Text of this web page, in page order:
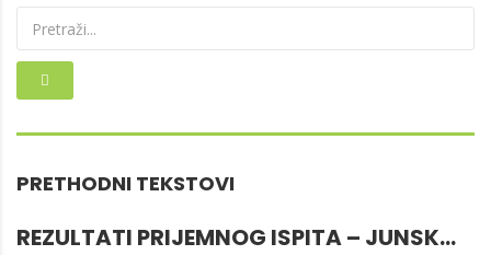
PRETHODNI TEKSTOVI
REZULTATI PRIJEMNOG ISPITA – JUNSK...